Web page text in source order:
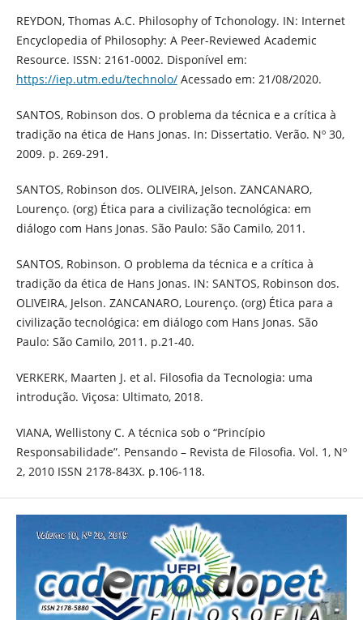
REYDON, Thomas A.C. Philosophy of Tchonology. IN: Internet
Encyclopedia of Philosophy: A Peer-Reviewed Academic
Resource. ISSN: 2161-0002. Disponível em:
https://iep.utm.edu/technolo/Acessado em: 21/08/2020.
SANTOS, Robinson dos. O problema da técnica e a crítica à
tradição na ética de Hans Jonas. In: Dissertatio. Verão. Nº 30,
2009. p. 269-291.
SANTOS, Robinson dos. OLIVEIRA, Jelson. ZANCANARO,
Lourenço. (org) Ética para a civilização tecnológica: em
diálogo com Hans Jonas. São Paulo: São Camilo, 2011.
SANTOS, Robinson. O problema da técnica e a crítica à
tradição da ética de Hans Jonas. IN: SANTOS, Robinson dos.
OLIVEIRA, Jelson. ZANCANARO, Lourenço. (org) Ética para a
civilização tecnológica: em diálogo com Hans Jonas. São
Paulo: São Camilo, 2011. p.21-40.
VERKERK, Maarten J. et al. Filosofia da Tecnologia: uma
introdução. Viçosa: Ultimato, 2018.
VIANA, Wellistony C. A técnica sob o “Princípio
Responsabilidade”. Pensando – Revista de Filosofia. Vol. 1, Nº
2, 2010 ISSN 2178-843X. p.106-118.